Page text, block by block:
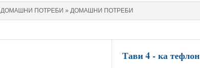
ДОМАШНИ ПОТРЕБИ » ДОМАШНИ ПОТРЕБИ
Тави 4 - ка тефлон